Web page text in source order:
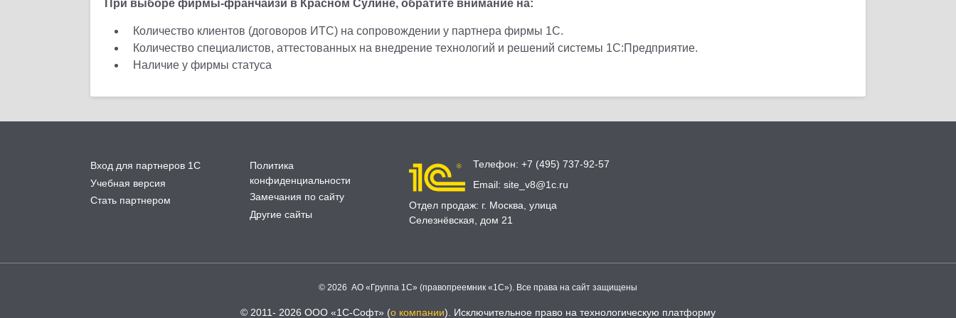
При выборе фирмы-франчайзи в Красном Сулине, обратите внимание на:
Количество клиентов (договоров ИТС) на сопровождении у партнера фирмы 1С.
Количество специалистов, аттестованных на внедрение технологий и решений системы 1С:Предприятие.
Наличие у фирмы статуса
Вход для партнеров 1С
Учебная версия
Стать партнером
Политика
конфиденциальности
Замечания по сайту
Другие сайты
Телефон: +7 (495) 737-92-57
Email: site_v8@1c.ru
Отдел продаж: г. Москва, улица
Селезнёвская, дом 21
© 2026 АО «Группа 1С» (правопреемник «1С»). Все права на сайт защищены
© 2011- 2026 ООО «1С-Софт» (о компании). Исключительное право на технологическую платформу